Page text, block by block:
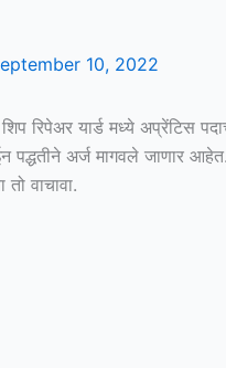
10, 2022
रिपेअर यार्ड मध्ये अप्रेंटिस
अर्ज मागवले जाणार
वाचावा.